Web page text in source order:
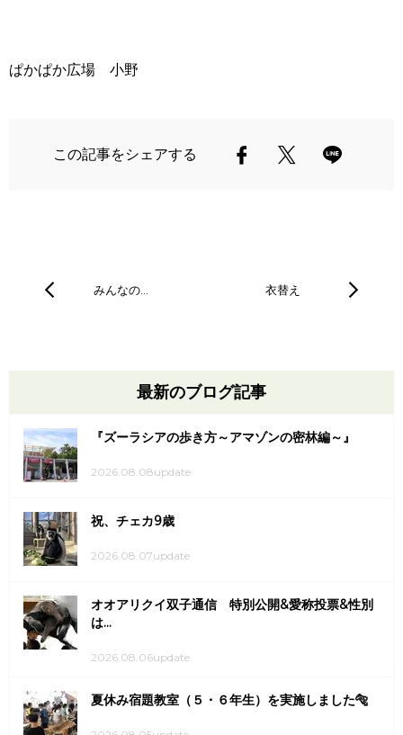
ぱかぱか広場 小野
この記事をシェアする
みんなの… 衣替え
最新のブログ記事
『ズーラシアの歩き方～アマゾンの密林編～』
2026.08.08update
祝、チェカ9歳
2026.08.07update
オオアリクイ双子通信 特別公開&愛称投票&性別
は...
2026.08.06update
夏休み宿題教室（５・６年生）を実施しました🐅